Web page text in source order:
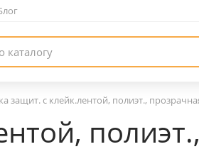
защит. с клейк.лентой, полиэт.,